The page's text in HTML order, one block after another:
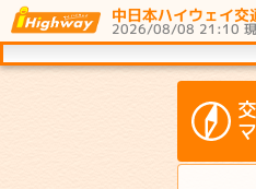
中日本ハイウェイ交
2026/08/08 21:10 現